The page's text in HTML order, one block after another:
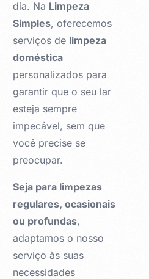
dia. Na Limpeza
Simples, oferecemos
serviços de limpeza
doméstica
personalizados para
garantir que o seu lar
esteja sempre
impecável, sem que
você precise se
preocupar.
Seja para limpezas
regulares, ocasionais
ou profundas,
adaptamos o nosso
serviço às suas
necessidades